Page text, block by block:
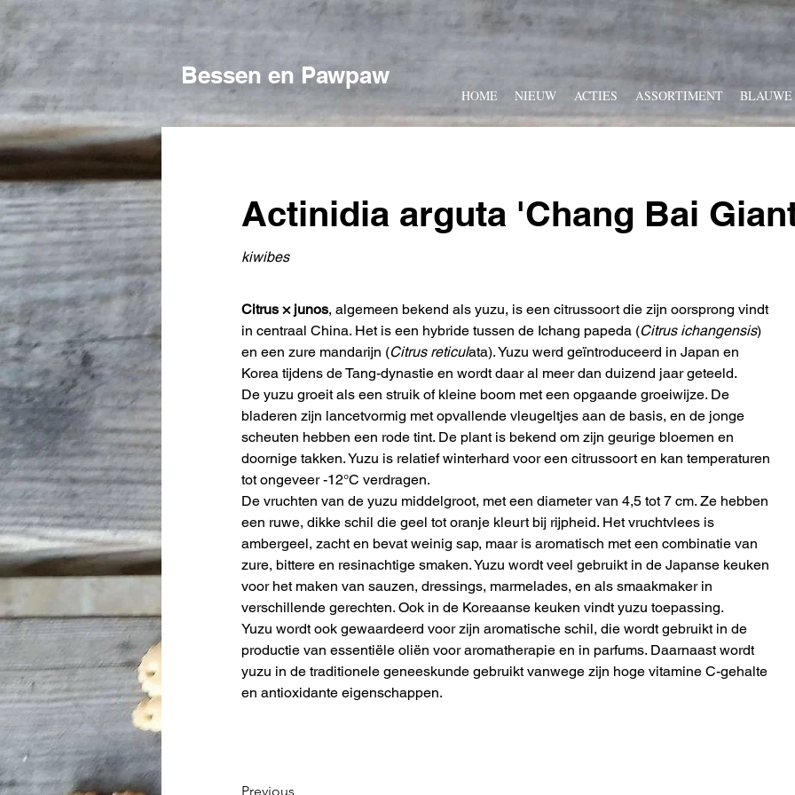
Bessen en Pawpaw
HOME NIEUW ACTIES ASSORTIMENT BLAUWE
Actinidia arguta 'Chang Bai
kiwibes
Citrus × junos, algemeen bekend als yuzu, is een citrussoort die zijn oorsprong vindt
in centraal China. Het is een hybride tussen de Ichang papeda (Citrus ichangensis)
en een zure mandarijn (Citrus reticulata). Yuzu werd geïntroduceerd in Japan en
Korea tijdens de Tang-dynastie en wordt daar al meer dan duizend jaar geteeld.
De yuzu groeit als een struik of kleine boom met een opgaande groeiwijze. De
bladeren zijn lancetvormig met opvallende vleugeltjes aan de basis, en de jonge
scheuten hebben een rode tint. De plant is bekend om zijn geurige bloemen en
doornige takken. Yuzu is relatief winterhard voor een citrussoort en kan temperaturen
tot ongeveer -12°C verdragen.
De vruchten van de yuzu middelgroot, met een diameter van 4,5 tot 7 cm. Ze hebben
een ruwe, dikke schil die geel tot oranje kleurt bij rijpheid. Het vruchtvlees is
ambergeel, zacht en bevat weinig sap, maar is aromatisch met een combinatie van
zure, bittere en resinachtige smaken. Yuzu wordt veel gebruikt in de Japanse keuken
voor het maken van sauzen, dressings, marmelades, en als smaakmaker in
verschillende gerechten. Ook in de Koreaanse keuken vindt yuzu toepassing.
Yuzu wordt ook gewaardeerd voor zijn aromatische schil, die wordt gebruikt in de
productie van essentiële oliën voor aromatherapie en in parfums. Daarnaast wordt
yuzu in de traditionele geneeskunde gebruikt vanwege zijn hoge vitamine C-gehalte
en antioxidante eigenschappen.
Previous